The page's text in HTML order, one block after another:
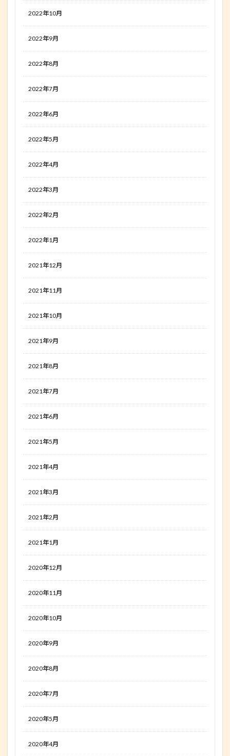
2022年10月
2022年9月
2022年8月
2022年7月
2022年6月
2022年5月
2022年4月
2022年3月
2022年2月
2022年1月
2021年12月
2021年11月
2021年10月
2021年9月
2021年8月
2021年7月
2021年6月
2021年5月
2021年4月
2021年3月
2021年2月
2021年1月
2020年12月
2020年11月
2020年10月
2020年9月
2020年8月
2020年7月
2020年5月
2020年4月